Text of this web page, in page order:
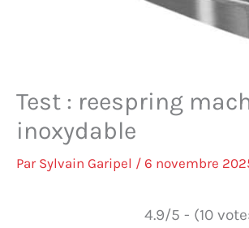
Test : reespring
inoxydable
Par Sylvain Garipel / 6 novembre
4.9/5 - (10